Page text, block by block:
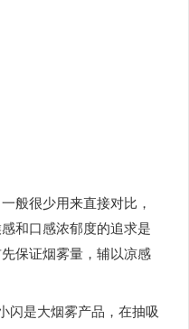
般很少用来直接对比，
和口感浓郁度的追求是
保证烟雾量，辅以凉感
闪是大烟雾产品，在抽吸